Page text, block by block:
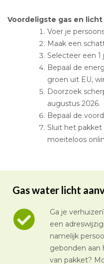
Voordeligste gas en
Voer je
Maak een
Selecteer een 1
Bepaal de
groen uit EU,
Doorzoek
augustus 2026.
Bepaal de
Sluit het pakket
moeiteloos
Gas water licht
Ga je
een
namelijk
gebonden aan
van pakket?